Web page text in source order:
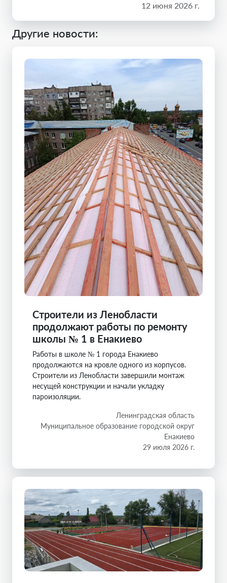
12 июня 2026 г.
Другие новости:
Строители из Ленобласти
продолжают работы по ремонту
школы № 1 в Енакиево
Работы в школе № 1 города Енакиево
продолжаются на кровле одного из корпусов.
Строители из Ленобласти завершили монтаж
несущей конструкции и начали укладку
пароизоляции.
Ленинградская область
Муниципальное образование городской округ
Енакиево
29 июля 2026 г.